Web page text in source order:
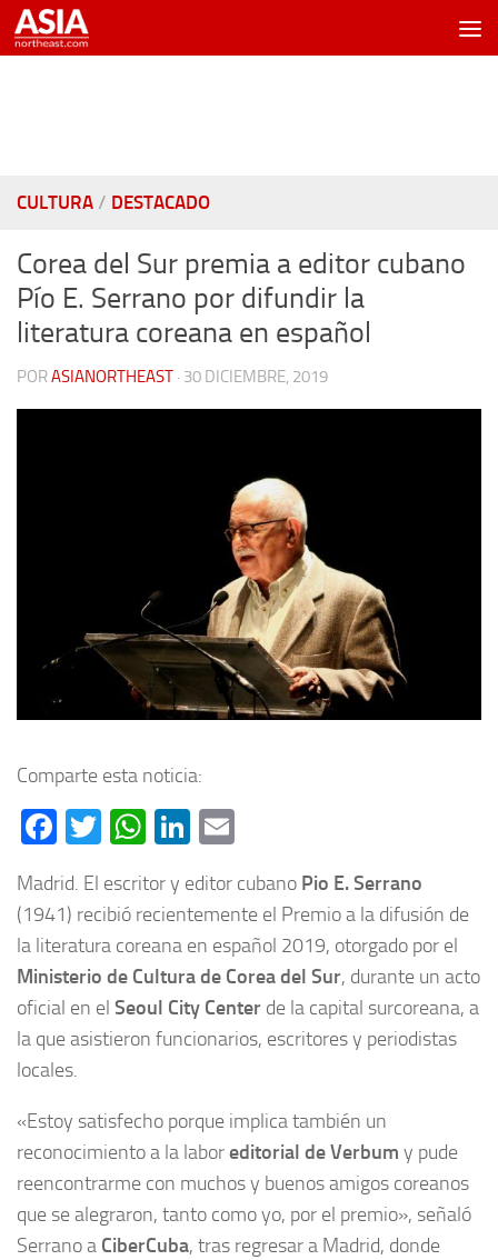
Saltar al contenido
CULTURA / DESTACADO
Corea del Sur premia a editor cubano
Pío E. Serrano por difundir la
literatura coreana en español
PORASIANORTHEAST · 30 DICIEMBRE, 2019
Comparte esta noticia:
Facebook
Twitter
WhatsApp
LinkedIn
Madrid. El escritor y editor cubano Pio E. Serrano
(1941) recibió recientemente el Premio a la difusión de
la literatura coreana en español 2019, otorgado por el
Ministerio de Cultura de Corea del Sur, durante un acto
oficial en el Seoul City Center de la capital surcoreana, a
la que asistieron funcionarios, escritores y periodistas
locales.
«Estoy satisfecho porque implica también un
reconocimiento a la laboreditorial de Verbum y pude
reencontrarme con muchos y buenos amigos coreanos
que se alegraron, tanto como yo, por el premio», señaló
Serrano a CiberCuba, tras regresar a Madrid, donde